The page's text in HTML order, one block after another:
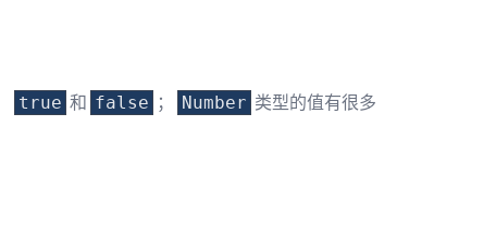
true 和 false ； Number 类型的值有很多